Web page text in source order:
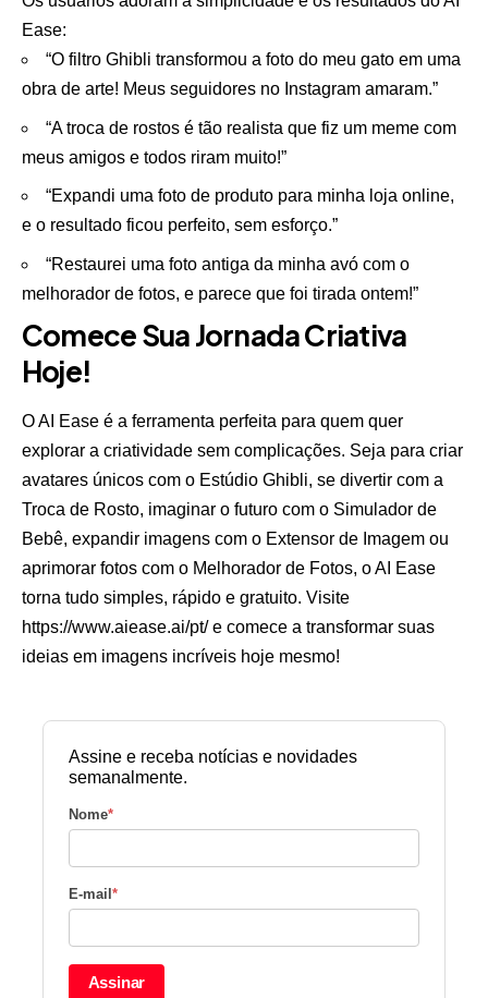
Ease:
“O filtro Ghibli transformou a foto do meu gato em uma
obra de arte! Meus seguidores no Instagram amaram.”
“A troca de rostos é tão realista que fiz um meme com
meus amigos e todos riram muito!”
“Expandi uma foto de produto para minha loja online,
e o resultado ficou perfeito, sem esforço.”
“Restaurei uma foto antiga da minha avó com o
melhorador de fotos, e parece que foi tirada ontem!”
Comece Sua Jornada Criativa
Hoje!
O AI Ease é a ferramenta perfeita para quem quer
explorar a criatividade sem complicações. Seja para criar
avatares únicos com o Estúdio Ghibli, se divertir com a
Troca de Rosto, imaginar o futuro com o Simulador de
Bebê, expandir imagens com o Extensor de Imagem ou
aprimorar fotos com o Melhorador de Fotos, o AI Ease
torna tudo simples, rápido e gratuito. Visite
https://www.aiease.ai/pt/ e comece a transformar suas
ideias em imagens incríveis hoje mesmo!
Assine e receba notícias e novidades
semanalmente.
Nome*
E-mail*
Assinar